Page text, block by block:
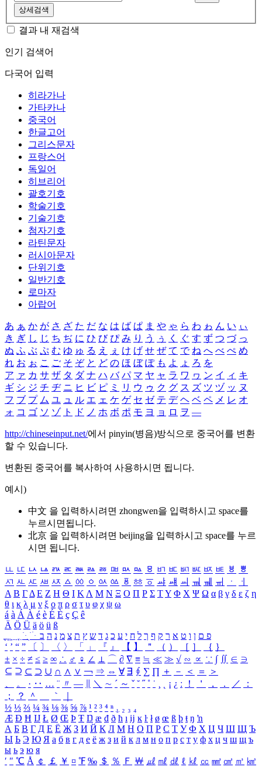
상세검색
결과 내 재검색
인기 검색어
다국어 입력
히라가나
가타카나
중국어
한글고어
그리스문자
프랑스어
독일어
히브리어
괄호기호
학술기호
기술기호
첨자기호
라틴문자
러시아문자
단위기호
일반기호
로마자
아랍어
あ ぁ か が さ ざ た だ な は ば ぱ ま や ゃ ら わ ゎ ん い ぃ
き ぎ し じ ち ぢ に ひ び ぴ み り う ぅ く ぐ す ず つ づ っ
ぬ ふ ぶ ぷ む ゆ ゅ る え ぇ け げ せ ぜ て で ね へ べ ぺ め
れ お ぉ こ ご そ ぞ と ど の ほ ぼ ぽ も よ ょ ろ を
ア ァ カ サ ザ タ ダ ナ ハ バ パ マ ヤ ャ ラ ワ ヮ ン イ ィ キ
ギ シ ジ チ ヂ ニ ヒ ビ ピ ミ リ ウ ゥ ク グ ス ズ ツ ヅ ッ ヌ
フ ブ プ ム ユ ュ ル エ ェ ケ ゲ セ ゼ テ デ ヘ ベ ペ メ レ オ
ォ コ ゴ ソ ゾ ト ド ノ ホ ボ ポ モ ヨ ョ ロ ヲ ―
http://chineseinput.net/에서 pinyin(병음)방식으로 중국어를 변환
할 수 있습니다.
변환된 중국어를 복사하여 사용하시면 됩니다.
예시)
中文 을 입력하시려면 zhongwen을 입력하시고 space를
누르시면됩니다.
北京 을 입력하시려면 beijing을 입력하시고 space를 누르
시면 됩니다.
ㅥ ㅦ ㅧ ㅨ ㅩ ㅪ ㅫ ㅬ ㅭ ㅮ ㅯ ㅰ ㅱ ㅲ ㅳ ㅴ ㅵ ㅶ ㅷ ㅸ
ㅹ
ㅺ ㅻ ㅼ ㅽ ㅾ ㅿ ㆀ ㆁ ㆂ ㆃ ㆄ ㆅ ㆆ ㆇ ㆈ ㆉ ㆊ ㆋ ㆌ ㆍ
ㆎ
Α Β ΓΔ Ε Ζ Η Θ Ι ΚΛ Μ Ν Ξ Ο Π Ρ Σ ΤΥ Φ Χ Ψ Ω α β γ δ ε ζ η
θ ι κ λ μ ν ξ ο π ρ σ τ υ φ χ ψ ω
á à Á À é è É È ç Ç ê
Ä Ö Ü ä ö ü ß
ִֶֹ ֻּ ׁׂ פ ם ן ו ט א ר ק ף ך ל ח י ע כ ג ד ש ץ ת צ מ נ ה ב
‘ ’ “ ” 〔 〕 〈 〉 「 」 『 』 【 】 ＂ （ ） ［ ］ ｛ ｝
± × ÷ ≠ ≤ ≥ ∞ ∴ ♂ ♀ ∠ ⊥ ⌒ ∂ ∇ ≡ ≒ ≪ ≫ √ ∽ ∝ ∵ ∫ ∬ ∈ ∋
⊆ ⊇ ⊂ ⊃ ∪ ∩ ∧ ∨ ￢ ⇒ ⇔ ∀ ∃ ∮ ∑ ∏ ＋ － ＜ ＝
＞
、
。 · ‥ … ¨ 〃 ― ＼ ∼ ´ ～ ˇ ˘ ˝ ˚ ˙ ¸ ¡ ¿ ː ！ ＇ ， ． ／
：
；
？ ＾ ｀
½ ⅓ ⅔ ¼ ¾ ⅛ ⅜ ⅝ ⅞ ¹ ² ³ ⁴ ⁿ ₁ ₂ ₃ ₄
Æ Ð Ħ Ĳ Ł Ø Œ Þ Ŧ Ŋ æ đ ð ħ ı ĳ ĸ ŀ ł ø œ ß þ ŧ ŋ ŉ
А Б В Г Д Е Ё Ж З И Й К Л М Н О П Р С Т У Ф Х Ц Ч Ш Щ Ъ
Ы Ь Э Ю Я а б в г д е ё ж з и й к л м н о п р с т у ф х ц ч ш щ ъ
ы ь э ю я
′ ″ ℃ Å ￠ ￡ ￥ ¤ ℉ ‰ ＄ ％ Ｆ ￦ ㎕ ㎖ ㎗ ℓ ㎘ ㏄ ㎣ ㎤ ㎥ ㎦